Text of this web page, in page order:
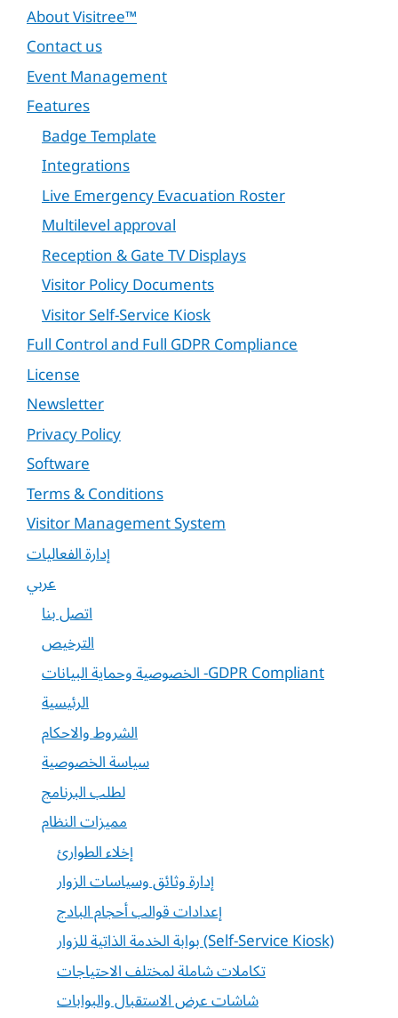
About Visitree™
Contact us
Event Management
Features
Badge Template
Integrations
Live Emergency Evacuation Roster
Multilevel approval
Reception & Gate TV Displays
Visitor Policy Documents
Visitor Self-Service Kiosk
Full Control and Full GDPR Compliance
License
Newsletter
Privacy Policy
Software
Terms & Conditions
Visitor Management System
إدارة الفعاليات
عربي
اتصل بنا
الترخيص
الخصوصية وحماية البيانات -GDPR Compliant
الرئيسية
الشروط والاحكام
سياسة الخصوصية
لطلب البرنامج
مميزات النظام
إخلاء الطوارئ
إدارة وثائق وسياسات الزوار
إعدادات قوالب أحجام البادج
بوابة الخدمة الذاتية للزوار (Self-Service Kiosk)
تكاملات شاملة لمختلف الاحتياجات
شاشات عرض الاستقبال والبوابات